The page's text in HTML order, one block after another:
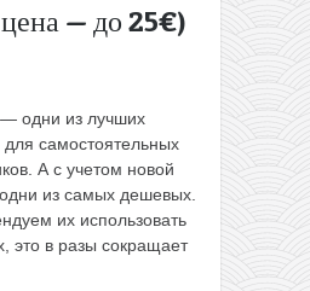
— до 25€)
— одни из лучших
для самостоятельных
А с учетом новой
из самых дешевых.
их использовать
это в разы сокращает
лучшей
цены)